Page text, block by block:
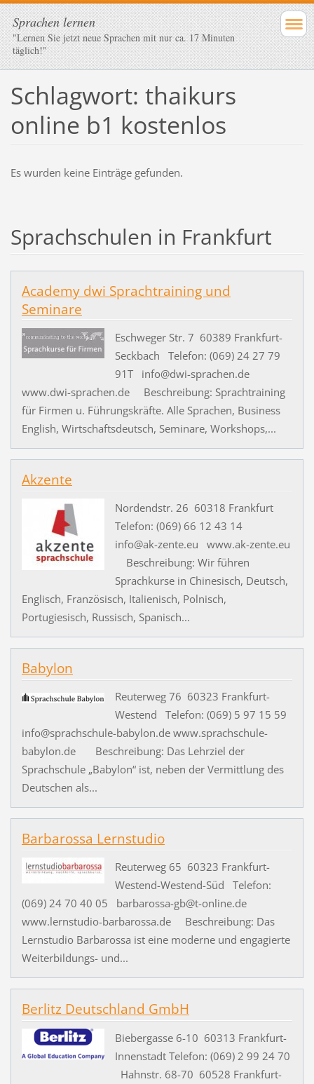
Sprachen lernen
"Lernen Sie jetzt neue Sprachen mit nur ca. 17 Minuten
täglich!"
Schlagwort: thaikurs
online b1 kostenlos
Es wurden keine Einträge gefunden.
Sprachschulen in Frankfurt
Academy dwi Sprachtraining und
Seminare
Eschweger Str. 7 60389 Frankfurt-
Seckbach Telefon: (069) 24 27 79
91T info@dwi-sprachen.de
www.dwi-sprachen.de Beschreibung: Sprachtraining
für Firmen u. Führungskräfte. Alle Sprachen, Business
English, Wirtschaftsdeutsch, Seminare, Workshops,...
Akzente
Nordendstr. 26 60318 Frankfurt
Telefon: (069) 66 12 43 14
info@ak-zente.eu www.ak-zente.eu
Beschreibung: Wir führen
Sprachkurse in Chinesisch, Deutsch,
Englisch, Französisch, Italienisch, Polnisch,
Portugiesisch, Russisch, Spanisch...
Babylon
Reuterweg 76 60323 Frankfurt-
Westend Telefon: (069) 5 97 15 59
info@sprachschule-babylon.de www.sprachschule-
babylon.de Beschreibung: Das Lehrziel der
Sprachschule „Babylon“ ist, neben der Vermittlung des
Deutschen als...
Barbarossa Lernstudio
Reuterweg 65 60323 Frankfurt-
Westend-Westend-Süd Telefon:
(069) 24 70 40 05 barbarossa-gb@t-online.de
www.lernstudio-barbarossa.de Beschreibung: Das
Lernstudio Barbarossa ist eine moderne und engagierte
Weiterbildungs- und...
Berlitz Deutschland GmbH
Biebergasse 6-10 60313 Frankfurt-
Innenstadt Telefon: (069) 2 99 24 70
Hahnstr. 68-70 60528 Frankfurt-